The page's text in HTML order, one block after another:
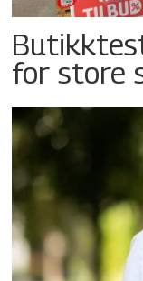
for store